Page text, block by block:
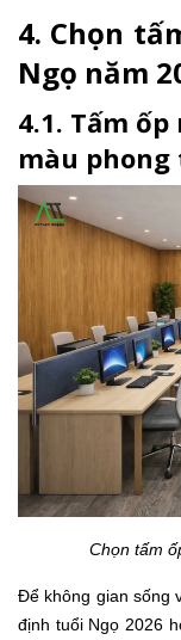
4. Chọn
Ngọ năm
4.1. Tấm
màu phong
Chọn tấm
Để không gian sống
định tuổi Ngọ 2026